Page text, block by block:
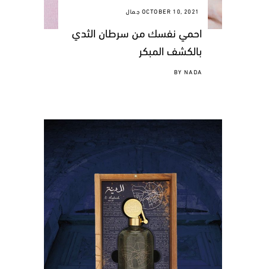
OCTOBER 10, 2021 جمال
احمي نفسك من سرطان الثدي
بالكشف المبكر
BYNADA